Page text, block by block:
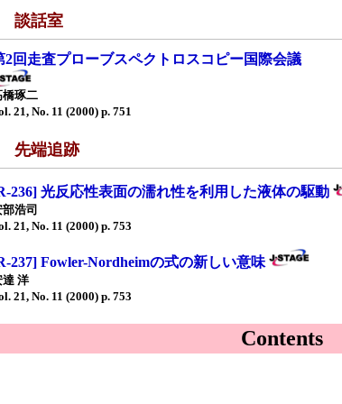
談話室
2回走査プローブスペクトロスコピー国際会議
橋琢二
21, No. 11 (2000) p. 751
先端追跡
236] 光反応性表面の濡れ性を利用した液体の駆動
浩司
21, No. 11 (2000) p. 753
237] Fowler-Nordheimの式の新しい意味
達 洋
21, No. 11 (2000) p. 753
Contents